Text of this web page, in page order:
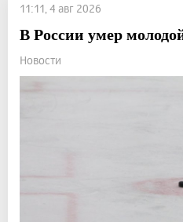
11:11, 4 авг 2026
В России умер
Новости